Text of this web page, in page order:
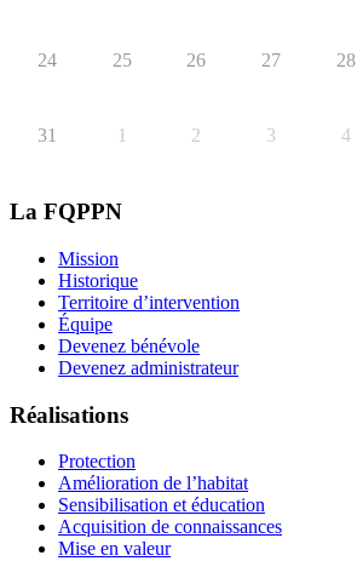
24 25 26 27 28
31 1 2 3 4
La FQPPN
Mission
Historique
Territoire d’intervention
Équipe
Devenez bénévole
Devenez administrateur
Réalisations
Protection
Amélioration de l’habitat
Sensibilisation et éducation
Acquisition de connaissances
Mise en valeur